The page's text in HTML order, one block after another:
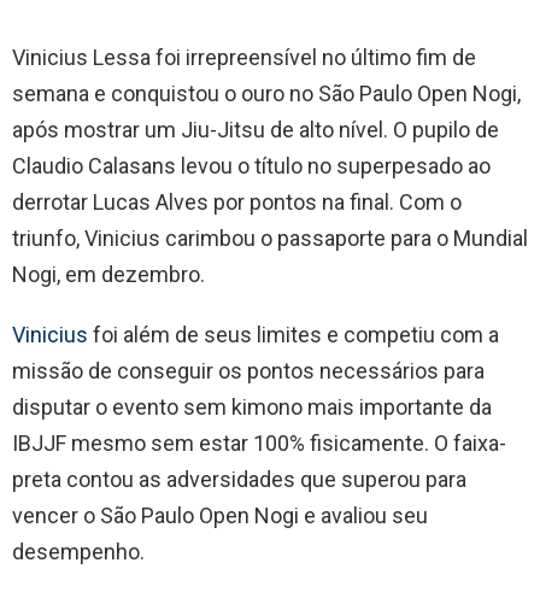
Vinicius Lessa foi irrepreensível no último fim de
semana e conquistou o ouro no São Paulo Open Nogi,
após mostrar um Jiu-Jitsu de alto nível. O pupilo de
Claudio Calasans levou o título no superpesado ao
derrotar Lucas Alves por pontos na final. Com o
triunfo, Vinicius carimbou o passaporte para o Mundial
Nogi, em dezembro.
Vinicius foi além de seus limites e competiu com a
missão de conseguir os pontos necessários para
disputar o evento sem kimono mais importante da
IBJJF mesmo sem estar 100% fisicamente. O faixa-
preta contou as adversidades que superou para
vencer o São Paulo Open Nogi e avaliou seu
desempenho.